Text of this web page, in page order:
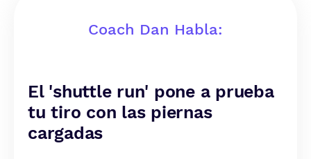
Coach Dan Habla:
El 'shuttle run' pone a prueba
tu tiro con las piernas
cargadas